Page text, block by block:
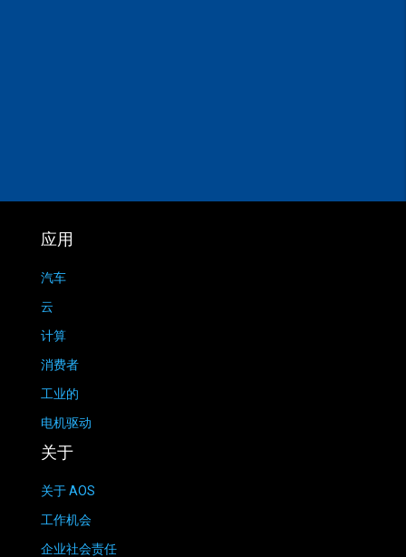
应用
汽车
云
计算
消费者
工业的
电机驱动
关于
关于 AOS
工作机会
企业社会责任